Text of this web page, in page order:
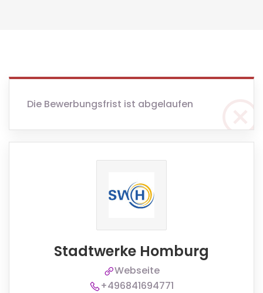
Die Bewerbungsfrist ist abgelaufen
Stadtwerke Homburg
Webseite
+496841694771